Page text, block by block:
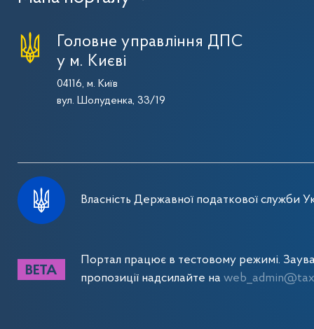
Головне управління ДПС
у м. Києві
04116, м. Київ
вул. Шолуденка, 33/19
Власність Державної податкової служби
Портал працює в тестовому режимі.
пропозиції надсилайте на